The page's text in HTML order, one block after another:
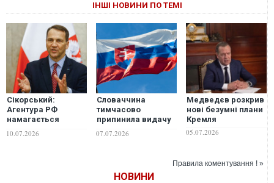
ІНШІ НОВИНИ ПО ТЕМІ
Сікорський:
Агентура РФ
намагається
польсько-
10.07.2026
Словаччина
тимчасово
припинила видачу
громадянам Росії
07.07.2026
Медведєв розкрив
нові безумні плани
Кремля
05.07.2026
Правила коментування ! »
НОВИНИ